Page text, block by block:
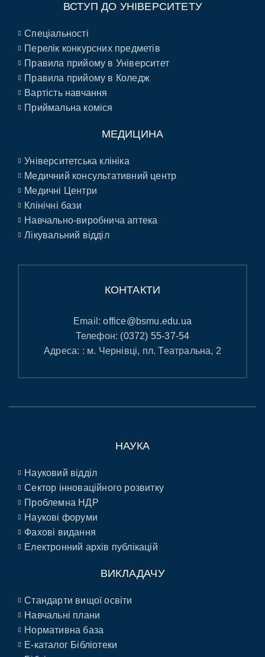
ВСТУП ДО УНІВЕРСИТЕТУ
Спеціальності
Перелік конкурсних предметів
Правила прийому в Університет
Правила прийому в Коледж
Вартість навчання
Приймальна коміся
МЕДИЦИНА
Університетська клініка
Медичний консультативний центр
Медичні Центри
Клінічні бази
Навчально-виробнича аптека
Лікувальний відділ
КОНТАКТИ
Email:office@bsmu.edu.ua
Телефон: (0372) 55-37-54
Адреса: : м. Чернівці, пл. Театральна, 2
НАУКА
Науковий відділ
Сектор інноваційного розвитку
Проблемна НДР
Наукові форуми
Фахові видання
Електронний архів публікацій
ВИКЛАДАЧУ
Стандарти вищої освіти
Навчальні плани
Нормативна база
E-каталог Бібліотеки